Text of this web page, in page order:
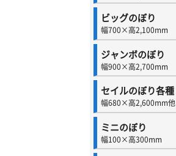
ビッグのぼり
幅700×高2,100mm
ジャンボのぼり
幅900×高2,700mm
セイルのぼり各種
幅680×高2,600mm他
ミニのぼり
幅100×高300mm